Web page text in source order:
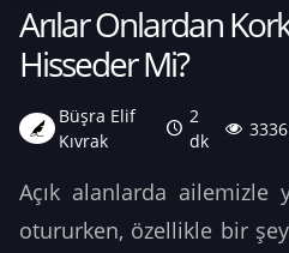
Arılar Onlardan
Hisseder Mi?
Büşra Elif
Kıvrak
2
dk
Açık alanlarda ailemizle
otururken, özellikle bir